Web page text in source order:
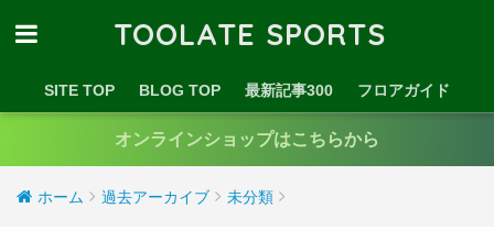
TOOLATE SPORTS
SITE TOP BLOG TOP 最新記事300 フロアガイド
オンラインショップはこちらから
ホーム 過去アーカイブ 未分類